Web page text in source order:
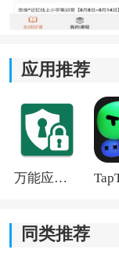
受专业的教学指导
3)注重细节，详细
题原因并加以改
4)提供班主任的1
学习支持，解答
应用推荐
万能应用隐藏
同类推荐